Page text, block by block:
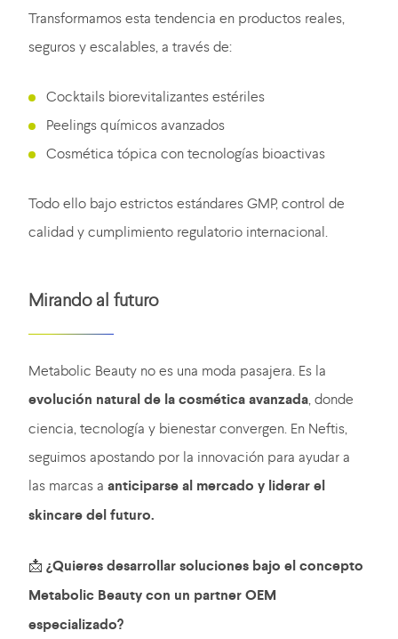
Transformamos esta tendencia en productos reales,
seguros y escalables, a través de:
Cocktails biorevitalizantes estériles
Peelings químicos avanzados
Cosmética tópica con tecnologías bioactivas
Todo ello bajo estrictos estándares GMP, control de
calidad y cumplimiento regulatorio internacional.
Mirando al futuro
Metabolic Beauty no es una moda pasajera. Es la
evolución natural de la cosmética avanzada, donde
ciencia, tecnología y bienestar convergen. En Neftis,
seguimos apostando por la innovación para ayudar a
las marcas a anticiparse al mercado y liderar el
skincare del futuro.
📩 ¿Quieres desarrollar soluciones bajo el concepto
Metabolic Beauty con un partner OEM
especializado?